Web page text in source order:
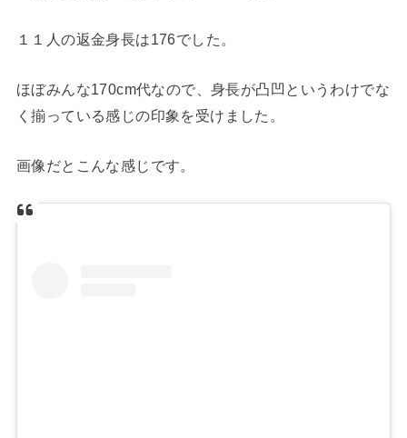
１１人の返金身長は176でした。
ほぼみんな170cm代なので、身長が凸凹というわけでな
く揃っている感じの印象を受けました。
画像だとこんな感じです。